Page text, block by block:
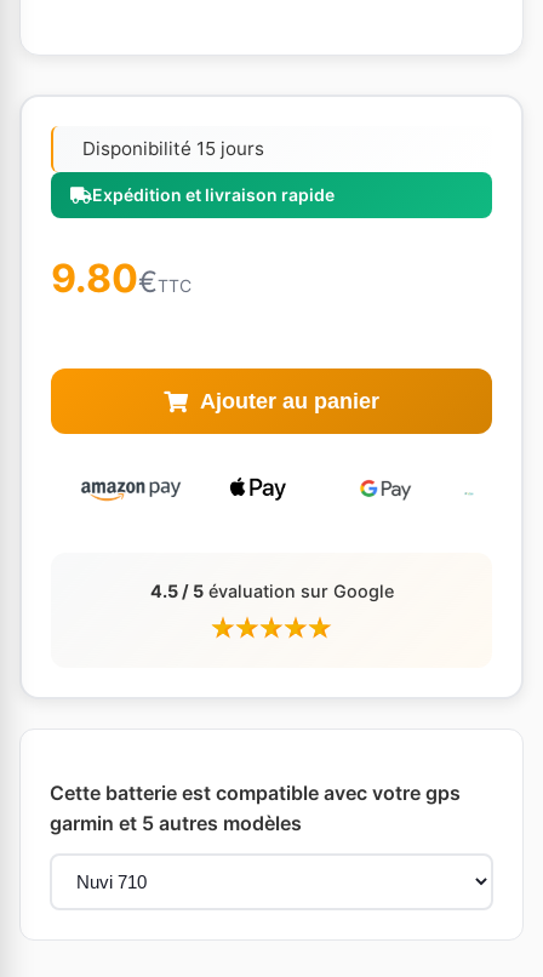
Expédition et livraison rapide
Disponibilité 15 jours
9.80€TTC
Ajouter au panier
4.5 / 5évaluation sur Google
Cette batterie est compatible avec votre gps
garmin et 5 autres modèles